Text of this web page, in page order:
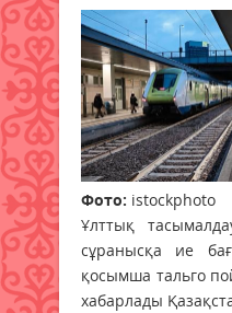
Фото: istockphoto
Ұлттық
сұранысқа ие
қосымша тальго
хабарлады